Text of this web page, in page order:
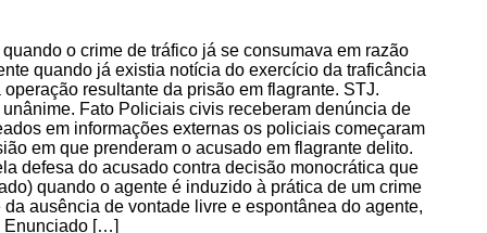
o crime de tráfico já se consumava em razão
quando já existia notícia do exercício da traficância
resultante da prisão em flagrante. STJ.
Fato Policiais civis receberam denúncia de
em informações externas os policiais começaram
em que prenderam o acusado em flagrante delito.
defesa do acusado contra decisão monocrática que
quando o agente é induzido à prática de um crime
ausência de vontade livre e espontânea do agente,
Enunciado […]